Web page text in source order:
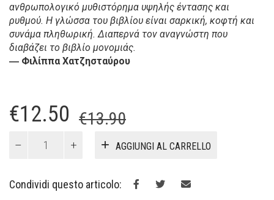
ανθρωπολογικό μυθιστόρημα υψηλής έντασης και
ρυθμού. Η γλώσσα του βιβλίου είναι σαρκική, κοφτή και
συνάμα πληθωρική. Διαπερνά τον αναγνώστη που
διαβάζει το βιβλίο μονομιάς.
― Φιλίππα Χατζησταύρου
€13.90Il
prezzo
originale
era:
€12.50
Il
prezzo
attuale
è:
AGGIUNGI AL CARRELLO
Condividi questo articolo: